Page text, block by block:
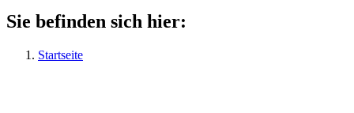
Sie befinden sich hier:
Startseite